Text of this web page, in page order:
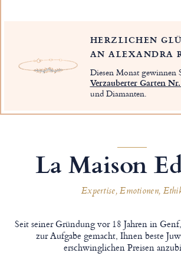
HERZLICHEN
AN ALEXANDRA
Diesen Monat gewinnen
Verzauberter Garten
und Diamanten.
La Maison
Expertise, Emotionen,
Seit seiner Gründung vor 18 Jahren in
zur Aufgabe gemacht, Ihnen beste
erschwinglichen Preisen